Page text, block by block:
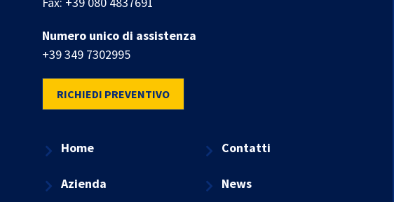
Numero unico di assistenza
+39 349 7302995
RICHIEDI PREVENTIVO
Home
Azienda
Contatti
News